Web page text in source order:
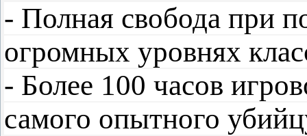
- Полная свобода при
огромных уровнях
- Более 100 часов
самого опытного